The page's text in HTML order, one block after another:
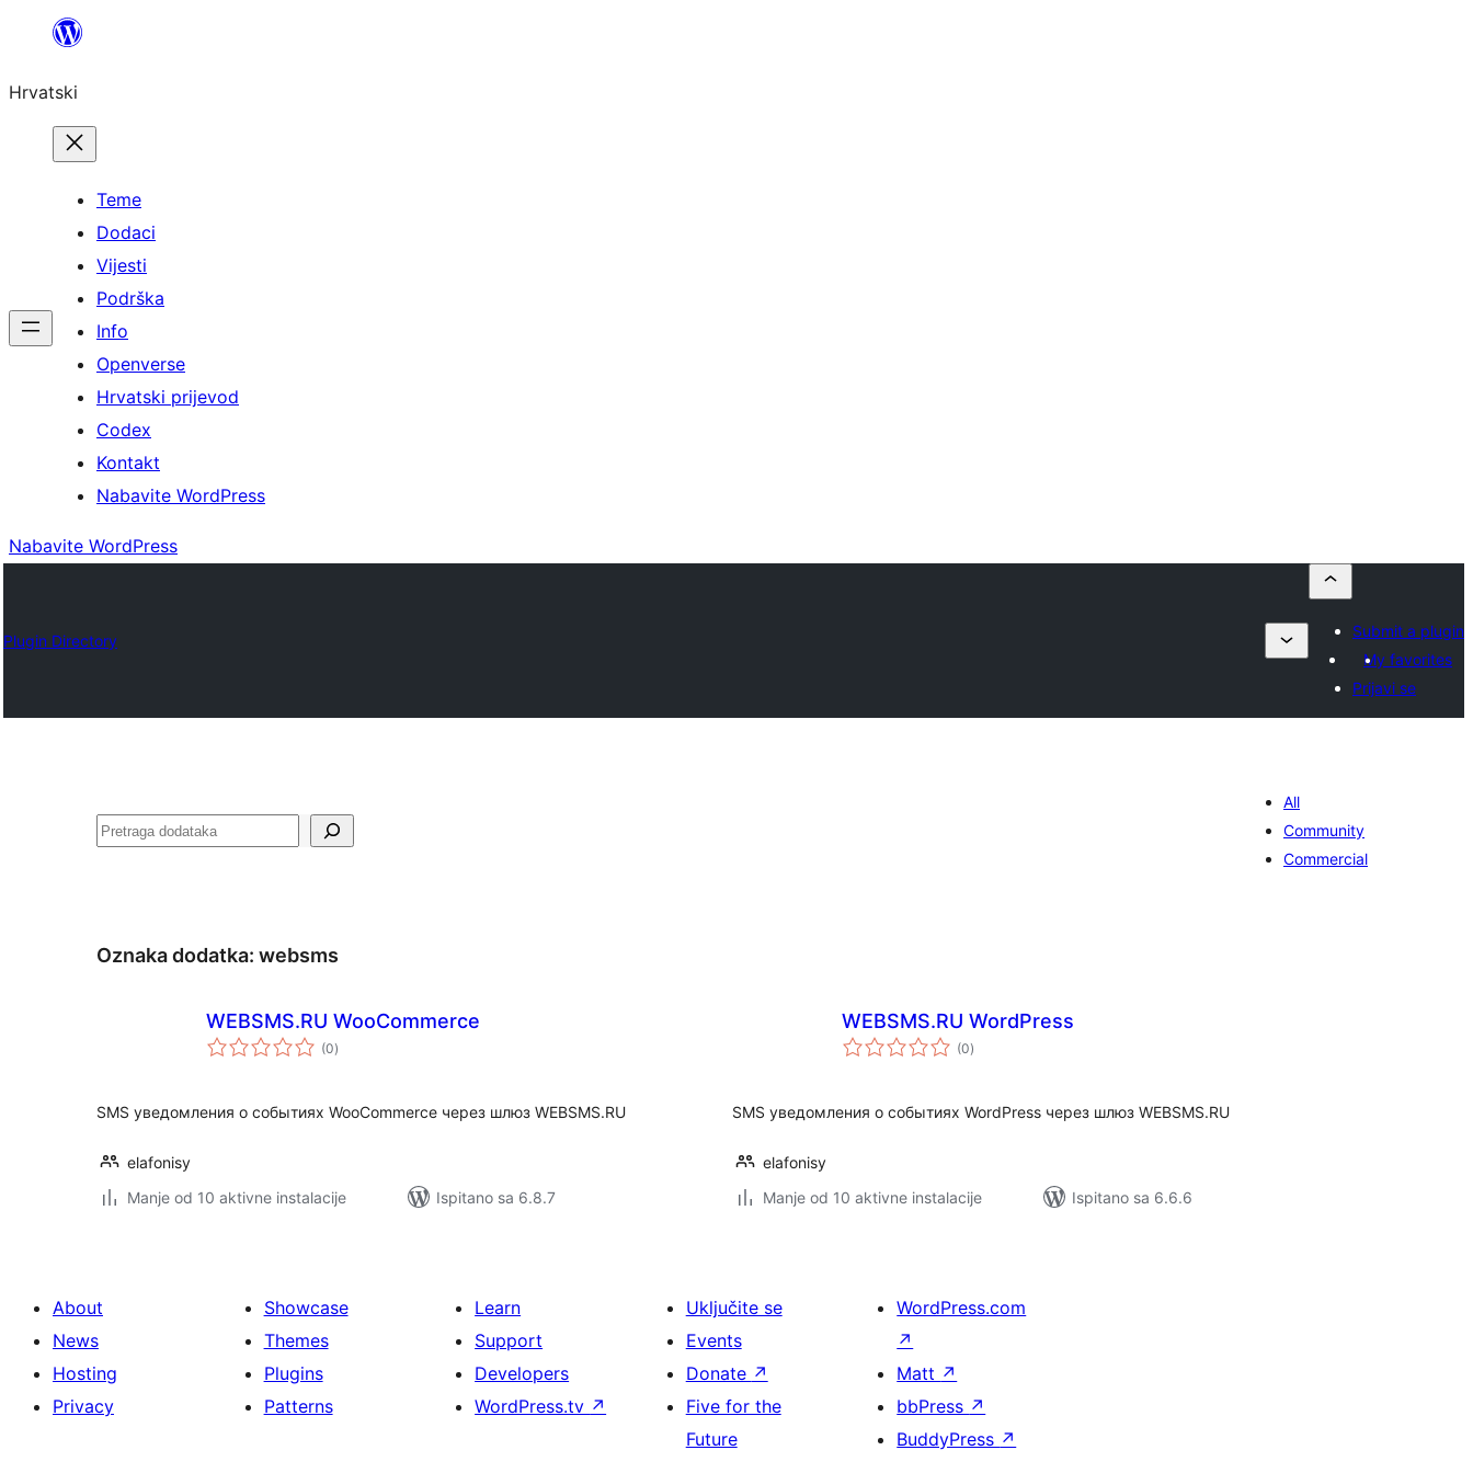
Skoči
sadržaja
Hrvatski
Teme
Dodaci
Vijesti
Podrška
Info
Openverse
Hrvatski prijevod
Codex
Kontakt
Nabavite WordPress
Nabavite WordPress
Plugin Directory
Submit a plugin
My favorites
Prijavi se
Pretraga
All
Community
Commercial
Oznaka dodatka: websms
WEBSMS.RU WooCommerce
(0ukupna
ocijena
)
SMS уведомления о событиях WooCommerce через шлюз WEBSMS.RU
elafonisy
Manje od 10 aktivne instalacije
Ispitano sa 6.8.7
WEBSMS.RU WordPress
(0ukupna
ocijena
)
SMS уведомления о событиях WordPress через шлюз WEBSMS.RU
elafonisy
Manje od 10 aktivne instalacije
Ispitano sa 6.6.6
About
News
Hosting
Privacy
Showcase
Themes
Plugins
Patterns
Learn
Support
Developers
WordPress.tv ↗
Uključite se
Events
Donate ↗
Five for the
Future
WordPress.com
↗
Matt ↗
bbPress ↗
BuddyPress ↗